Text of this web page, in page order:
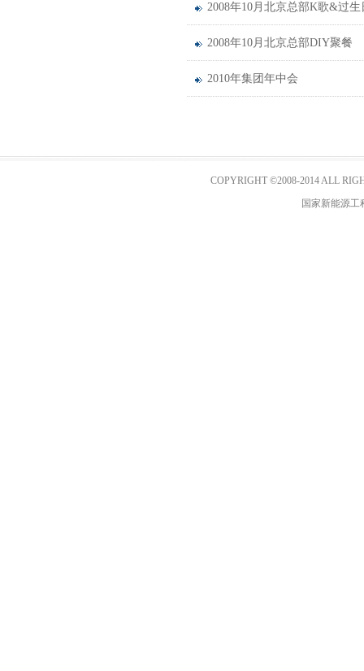
2008年10月北京总部K歌&过生
2008年10月北京总部DIY聚餐
2010年集团年中会
COPYRIGHT ©2008-2014 ALL
国家新能源工